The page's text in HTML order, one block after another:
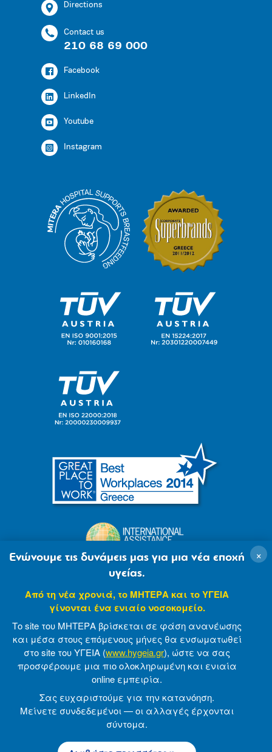
Directions
Contact us
210 68 69 000
Facebook
LinkedIn
Youtube
Instagram
© 2007-2021 MITERA S.A Privacy Policy
Terms of Use Made by minoanDesign
© 2026 ΜΗΤΕΡΑ Α.Ε
×
Ενώνουμε τις δυνάμεις μας για μια νέα εποχή
υγείας.
Από τη νέα χρονιά, το ΜΗΤΕΡΑ και το ΥΓΕΙΑ
γίνονται ένα ενιαίο νοσοκομείο.
Το site του ΜΗΤΕΡΑ βρίσκεται σε φάση ανανέωσης
και μέσα στους επόμενους μήνες θα ενσωματωθεί
στο site του ΥΓΕΙΑ (www.hygeia.gr), ώστε να σας
προσφέρουμε μια πιο ολοκληρωμένη και ενιαία
online εμπειρία.
Σας ευχαριστούμε για την κατανόηση.
Μείνετε συνδεδεμένοι — οι αλλαγές έρχονται
σύντομα.